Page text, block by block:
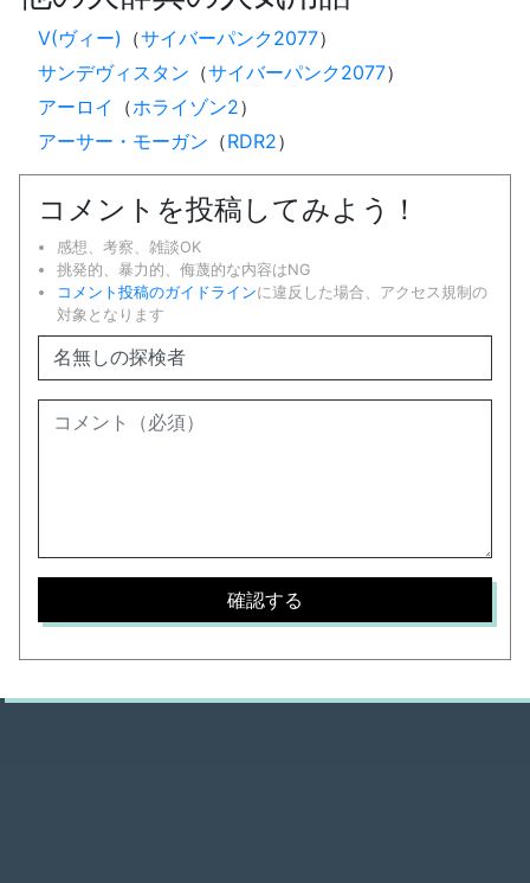
V(ヴィー) （サイバーパンク2077）
サンデヴィスタン （サイバーパンク2077）
アーロイ
（ホライゾン2）
アーサー・モーガン （RDR2）
コメントを投稿してみよう！
感想、考察、雑談OK
挑発的、暴力的、侮蔑的な内容はNG
コメント投稿のガイドラインに違反した場合、アクセス規制の
対象となります